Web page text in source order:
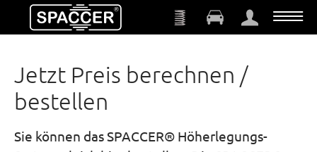
Zum Hauptinhalt springen
Jetzt Preis berechnen /
bestellen
Sie können das SPACCER® Höherlegungs-